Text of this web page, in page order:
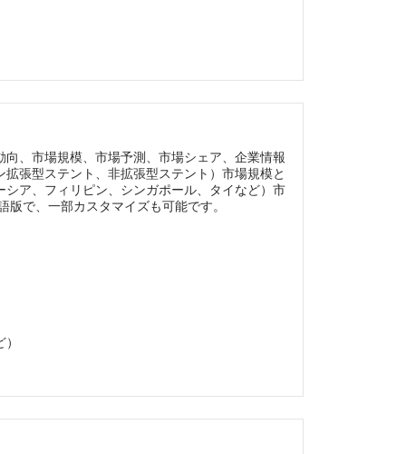
、市場規模、市場予測、市場シェア、企業情報
張型ステント、非拡張型ステント）市場規模と
ア、フィリピン、シンガポール、タイなど）市
で、一部カスタマイズも可能です。